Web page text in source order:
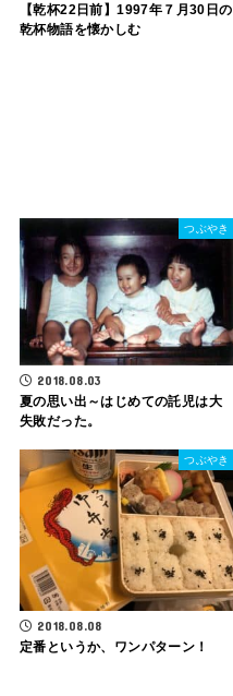
【乾杯22日前】1997年７月30日の
乾杯物語を懐かしむ
つぶやき
2018.08.03
夏の思い出～はじめての託児は大
失敗だった。
つぶやき
2018.08.08
定番というか、ワンパターン！